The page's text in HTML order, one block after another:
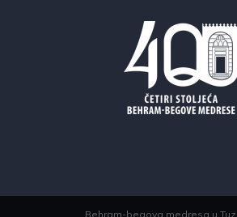
Behram-begova medresa u